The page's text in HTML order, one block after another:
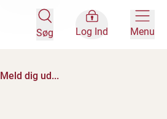
Søg Log Ind Menu
Meld dig ud...